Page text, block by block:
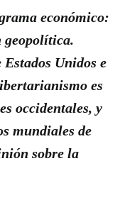
económico:
geopolítica.
Unidos e
es
occidentales, y
mundiales de
sobre la